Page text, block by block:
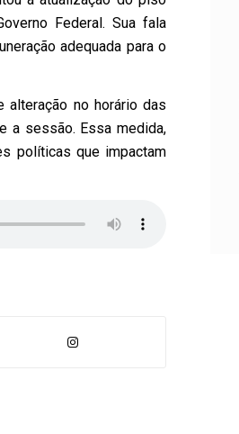
Federal. Sua fala
adequada para o
no horário das
a sessão. Essa medida,
políticas que impactam